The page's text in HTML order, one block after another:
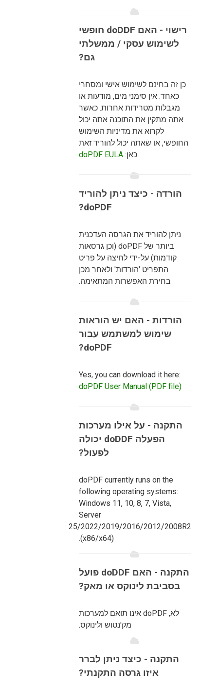
רישוי - האם doDDF חופשי
לשימוש עסקי / ממשלתי
גם?
כן זה בחינם לשימוש אישי ומסחרי
כאחד. אין סימני מים, מודעות או
מגבלות מטרידות אחרות. כאשר
אתה מתקין את התוכנה אתה יכול
לקרוא את מדיניות השימוש
החופשי, או שאתה יכול להוריד זאת
כאן:doPDF EULA
הורדה - כיצד ניתן להוריד
doPDF?
ניתן להוריד את הגרסה העדכנית
ביותר של doPDF (וכן גרסאות
קודמות) על-ידי לחיצה על פריט
התפריט 'הורדות' ולאחר מכן
בחירת האפשרות המתאימה.
הורדות - האם יש הוראות
שימוש למשתמש עבור
doPDF?
Yes, you can download it here:
doPDF User Manual (PDF file)
התקנה - על אילו מערכות
הפעלה doDDF יכולה
לפעול?
doPDF currently runs on the
following operating systems:
Windows 11, 10, 8, 7, Vista,
Server
2025/2022/2019/2016/2012/2008R2
(x86/x64).
התקנה - האם doDDF פועל
בסביבת לינוקס או מאק?
לא, doPDF אינו תואם למערכות
מק'נטוש ולינוקס.
התקנה - כיצד ניתן לברר
איזו גרסה התקנתי?